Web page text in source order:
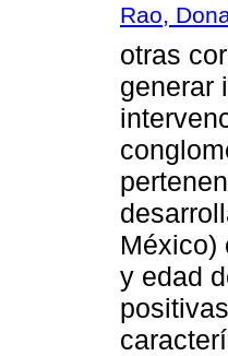
Rao,
otras
generar
México)
y edad